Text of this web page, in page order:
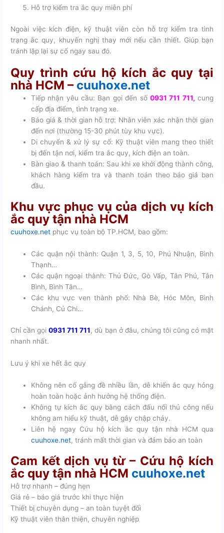
Hỗ trợ kiểm tra ắc quy miễn phí
Ngoài việc kích điện, kỹ thuật viên còn hỗ trợ kiểm tra tình
trạng ắc quy, khuyến nghị thay mới nếu cần thiết. Giúp bạn
tránh lặp lại sự cố ngay sau đó.
Quy trình cứu hộ kích ắc quy tại
nhà HCM – cuuhoxe.net
Tiếp nhận yêu cầu: Bạn gọi đến số 0931 711 711, cung
cấp địa điểm, tình trạng xe.
Báo giá & thời gian hỗ trợ: Nhân viên xác nhận thời gian
đến nơi (thường 15-30 phút tùy khu vực).
Di chuyển & xử lý sự cố: Kỹ thuật viên mang theo thiết
bị đến tận nơi, kiểm tra ắc quy, kích điện an toàn.
Bàn giao & thanh toán: Sau khi xe khởi động thành công,
khách hàng kiểm tra và thanh toán theo báo giá ban
đầu.
Khu vực phục vụ của dịch vụ kích
ắc quy tận nhà HCM
cuuhoxe.net phục vụ toàn bộ TP.HCM, bao gồm:
Các quận nội thành: Quận 1, 3, 5, 10, Phú Nhuận, Bình
Thạnh…
Các quận ngoại thành: Thủ Đức, Gò Vấp, Tân Phú, Tân
Bình, Bình Tân…
Các khu vực ven thành phố: Nhà Bè, Hóc Môn, Bình
Chánh, Củ Chi…
Chỉ cần gọi0931 711 711, dù bạn ở đâu, chúng tôi cũng có mặt
nhanh nhất.
Lưu ý khi xe hết ắc quy
Không nên cố gắng đề nhiều lần, dễ khiến ắc quy hỏng
hoàn toàn hoặc ảnh hưởng hệ thống điện.
Không tự kích ắc quy bằng cách đấu nối thủ công nếu
không am hiểu kỹ thuật, dễ gây chập cháy.
Liên hệ ngay Cứu hộ kích ắc quy tận nhà HCM qua
cuuhoxe.net, tránh mất thời gian và đảm bảo an toàn
Cam kết dịch vụ từ – Cứu hộ kích
ắc quy tận nhà HCM cuuhoxe.net
Hỗ trợ nhanh – đúng hẹn
Giá rẻ – báo giá trước khi thực hiện
Thiết bị chuyên dụng – an toàn tuyệt đối
Kỹ thuật viên thân thiện, chuyên nghiệp